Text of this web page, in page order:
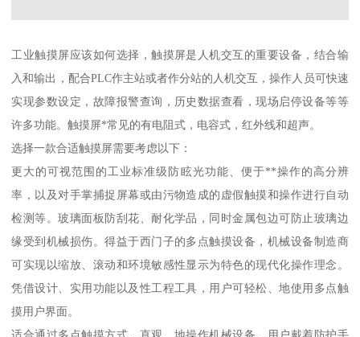
工业触摸屏应该如何选择，触摸屏是人机交互的重要设备，结合输
入和输出，配合PLC作主站或者作分站的人机交互，操作人员可快速
实现参数设定，故障报警查询，历史数据查看，现场启停设备等等
许多功能。触摸屏*常见的有电阻式，电容式，红外线和超声。
选择一款合适触摸屏需要考虑以下：
更大的可视范围的工业标准级防眩光功能、便于**操作的高分辨
率，以及对手掌捕捉屏幕或由污物造成的虚假触摸和操作进行自动
检测等。玻璃面板防刮花、耐化学品，同时金属包边可防止玻璃边
缘受到机械损伤。得益于西门子的多点触摸设备，机械设备制造商
可实现以缩放、滚动和环境敏感性显示为特色的现代化操作理念。
凭借设计、实用功能以及性工程工具，用户可轻松、地使用多点触
摸用户界面。